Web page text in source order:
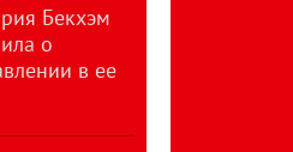
Бекхэм
о
в ее